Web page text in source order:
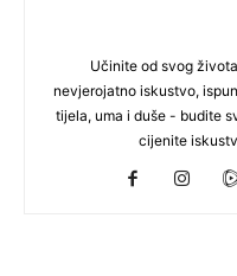
Učinite od svog
nevjerojatno iskustvo,
tijela, uma i duše - budite
cijenite